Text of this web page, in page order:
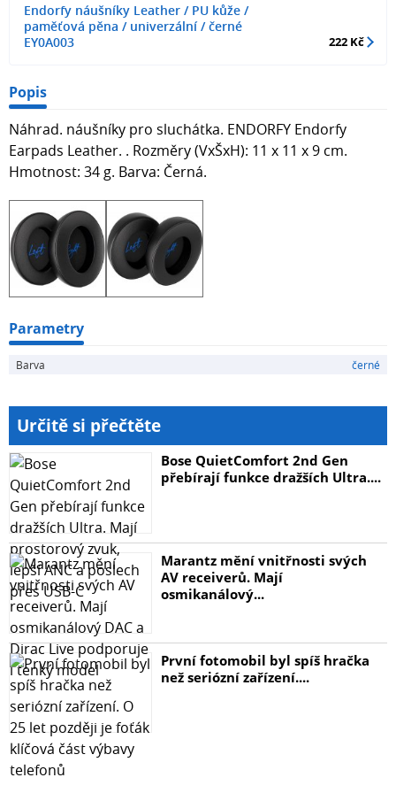
Endorfy náušníky Leather / PU kůže /
paměťová pěna / univerzální / černé
EY0A003
222 Kč
Popis
Náhrad. náušníky pro sluchátka. ENDORFY Endorfy
Earpads Leather. . Rozměry (VxŠxH): 11 x 11 x 9 cm.
Hmotnost: 34 g. Barva: Černá.
Parametry
Barva černé
Určitě si přečtěte
Bose QuietComfort 2nd Gen
přebírají funkce dražších Ultra....
Marantz mění vnitřnosti svých
AV receiverů. Mají
osmikanálový...
První fotomobil byl spíš hračka
než seriózní zařízení....